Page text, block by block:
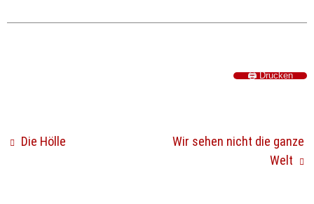
🖨️ Drucken
Die Hölle
Wir sehen nicht die ganze
Welt